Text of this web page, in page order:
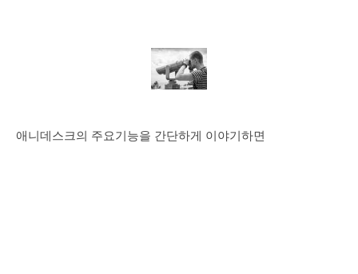
애니데스크의 주요기능을 간단하게 이야기하면